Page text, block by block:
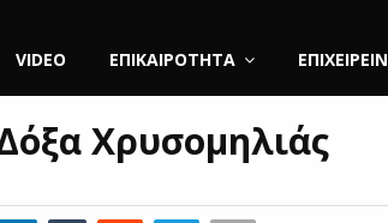
VIDEO ΕΠΙΚΑΙΡΌΤΗΤΑ ΕΠΙΧΕΙΡΕΙΝ
Χρυσομηλιάς